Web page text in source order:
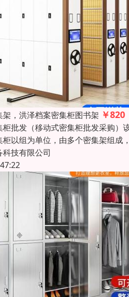
，洪泽档案密集柜图书架 ￥820
柜批发（移动式密集柜批发采购
柜以组为单位，由多个密集架组成
技有限公司